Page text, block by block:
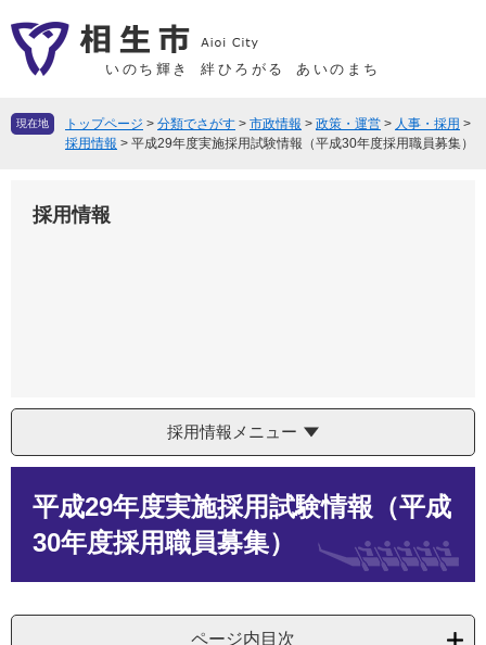
ー
先
ニ
を
いのち輝き 絆ひろがる あいのまち
現在地 トップページ > 分類でさがす > 市政情報 > 政策・運営 > 人事・採用 >
採用情報 > 平成29年度実施採用試験情報（平成30年度採用職員募集）
採用情報
採用情報メニュー
平成29年度実施採用試験情報（平成
30年度採用職員募集）
ページ内目次